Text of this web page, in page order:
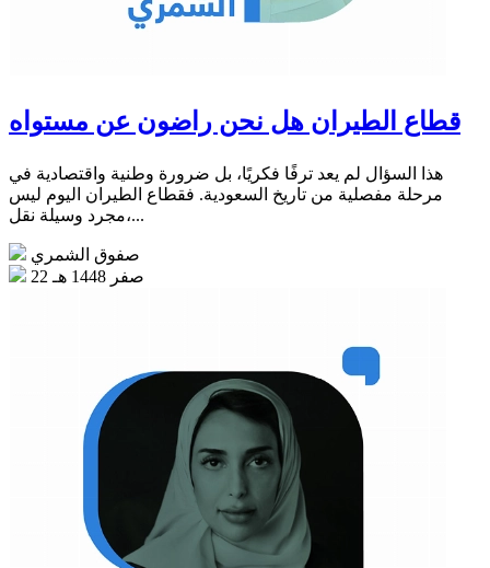
قطاع الطيران هل نحن راضون عن مستواه
هذا السؤال لم يعد ترفًا فكريًا، بل ضرورة وطنية واقتصادية في
مرحلة مفصلية من تاريخ السعودية. فقطاع الطيران اليوم ليس
مجرد وسيلة نقل،...
صفوق الشمري
22 صفر 1448 هـ